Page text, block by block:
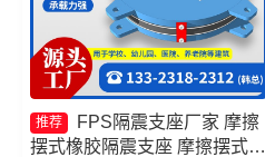
推荐
FPS隔震支座厂家 摩擦
摆式橡胶隔震支座 摩擦摆式隔